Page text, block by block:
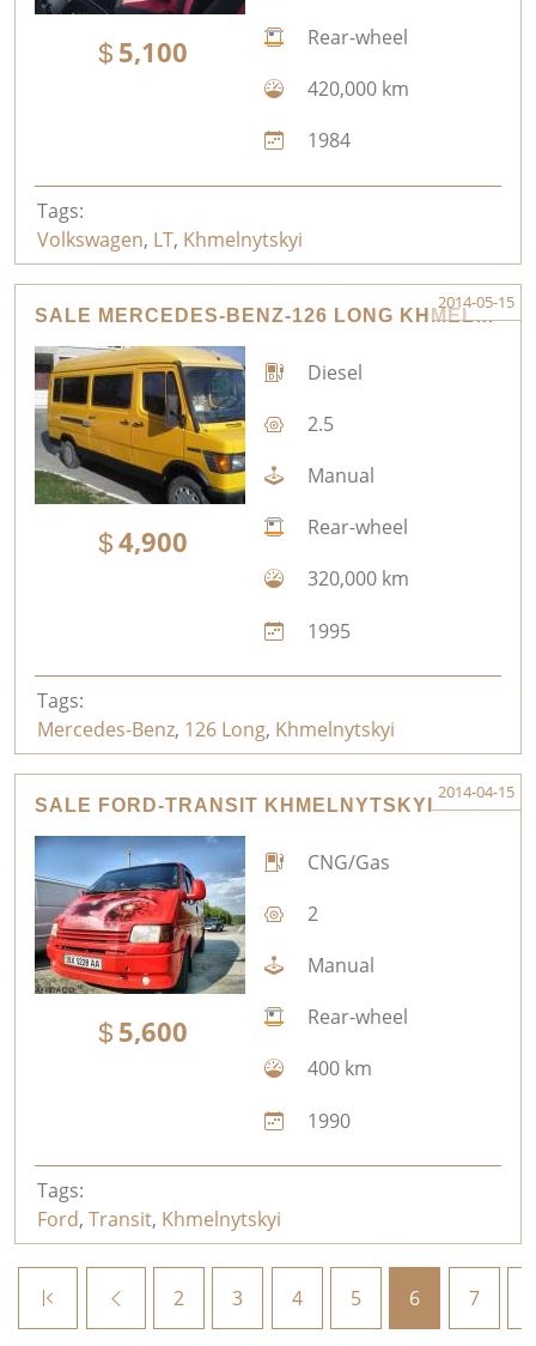
5,100
Rear-wheel
420,000 km
1984
Tags:
Volkswagen, LT, Khmelnytskyi
SALE MERCEDES-BENZ-126 LONG KHMELNYTSKYI
2014-05-15
4,900
Diesel
2.5
Manual
Rear-wheel
320,000 km
1995
Tags:
Mercedes-Benz, 126 Long, Khmelnytskyi
SALE FORD-TRANSIT KHMELNYTSKYI
2014-04-15
5,600
CNG/Gas
2
Manual
Rear-wheel
400 km
1990
Tags:
Ford, Transit, Khmelnytskyi
2 3 4 5 6 7